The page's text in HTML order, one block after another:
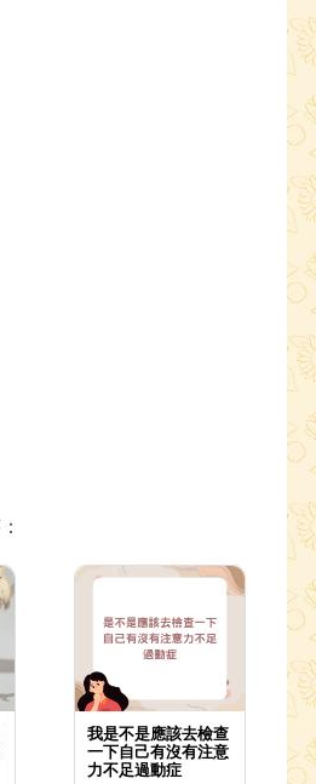
我是不是應該去檢查
一下自己有沒有注意
力不足過動症